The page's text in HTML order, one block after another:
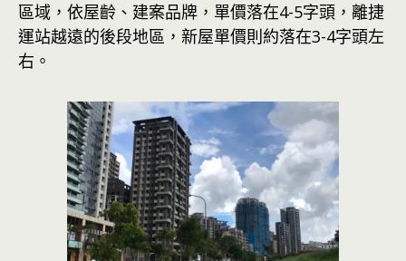
區域，依屋齡、建案品牌，單價落在4-5字頭，離捷
運站越遠的後段地區，新屋單價則約落在3-4字頭左
右。